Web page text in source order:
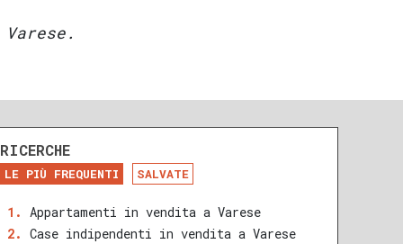
RICERCHE
LE PIÙ FREQUENTI SALVATE
Appartamenti in vendita a Varese
Case indipendenti in vendita a Varese